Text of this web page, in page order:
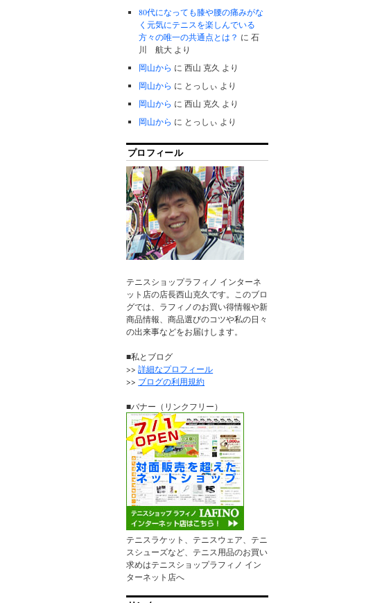
80代になっても膝や腰の痛みがな
く元気にテニスを楽しんでいる
方々の唯一の共通点とは？ に石
川 航大 より
岡山から に西山 克久 より
岡山から に とっしぃ より
岡山から に西山 克久 より
岡山から に とっしぃ より
プロフィール
テニスショップラフィノ インターネ
ット店の店長西山克久です。このブロ
グでは、ラフィノのお買い得情報や新
商品情報、商品選びのコツや私の日々
の出来事などをお届けします。
■私とブログ
>>詳細なプロフィール
>> ブログの利用規約
■バナー（リンクフリー）
テニスラケット、テニスウェア、テニ
スシューズなど、テニス用品のお買い
求めはテニスショップラフィノ イン
ターネット店へ